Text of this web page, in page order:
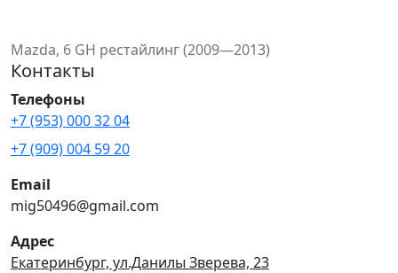
Mazda, 6 GH рестайлинг (2009—2013)
Контакты
Телефоны
+7 (953) 000 32 04
+7 (909) 004 59 20
Email
mig50496@gmail.com
Адрес
Екатеринбург, ул.Данилы Зверева, 23